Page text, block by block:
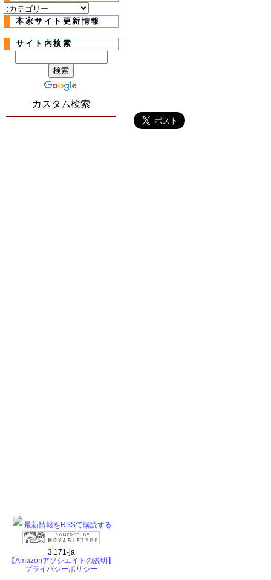
本家サイト更新情報
サイト内検索
カスタム検索
最新情報をRSSで購読する
3.171-ja
【Amazonアソシエイトの説明】
プライバシーポリシー